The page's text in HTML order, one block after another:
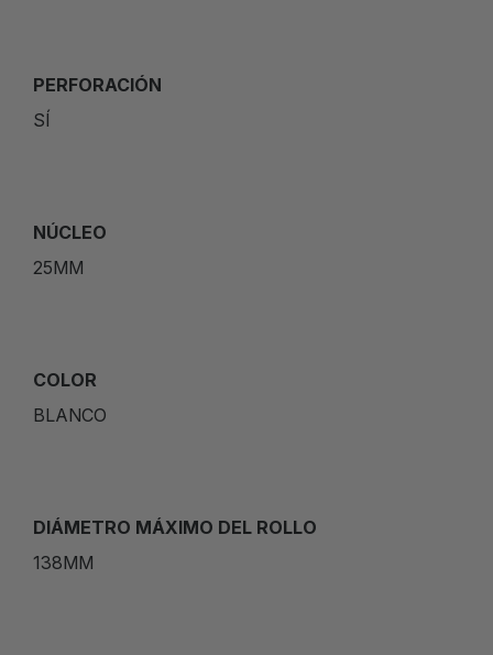
PERFORACIÓN
SÍ
NÚCLEO
25MM
COLOR
BLANCO
DIÁMETRO MÁXIMO DEL ROLLO
138MM